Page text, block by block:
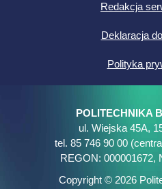
Redakcja
Deklaracja
Polityka
POLITECHNIKA
ul. Wiejska 45A,
tel. 85 746 90 00
REGON: 000001672,
Copyright © 2026